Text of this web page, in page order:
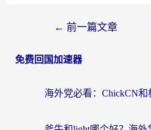
← 前一篇文章
免费回国加速器